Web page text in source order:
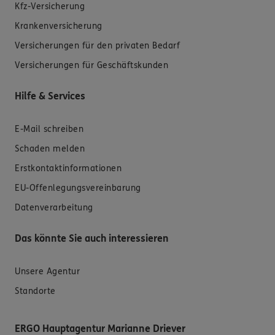
Kfz-Versicherung
Krankenversicherung
Versicherungen für den privaten Bedarf
Versicherungen für Geschäftskunden
Hilfe & Services
E-Mail schreiben
Schaden melden
Erstkontaktinformationen
EU-Offenlegungsvereinbarung
Datenverarbeitung
Das könnte Sie auch interessieren
Unsere Agentur
Standorte
ERGO Hauptagentur Marianne Driever